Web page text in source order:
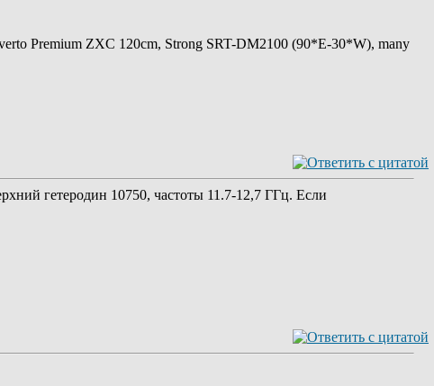
Premium ZXC 120cm, Strong SRT-DM2100 (90*E-30*W), many
гетеродин 10750, частоты 11.7-12,7 ГГц. Если